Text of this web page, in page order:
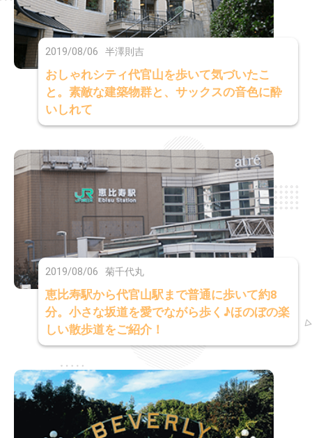
2019/08/06 半澤則吉
おしゃれシティ代官山を歩いて気づいたこ
と。素敵な建築物群と、サックスの音色に酔
いしれて
2019/08/06 菊千代丸
恵比寿駅から代官山駅まで普通に歩いて約8
分。小さな坂道を愛でながら歩く♪ほのぼの楽
しい散歩道をご紹介！